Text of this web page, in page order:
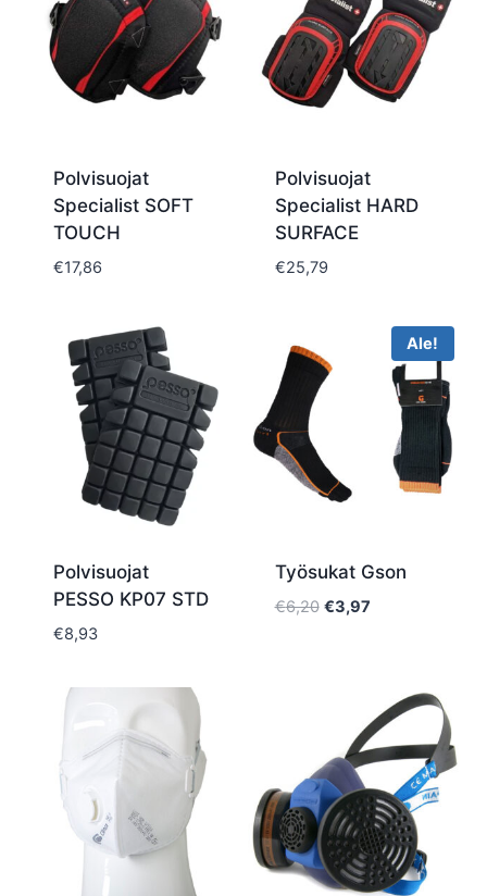
Polvisuojat
Specialist SOFT
TOUCH
€17,86
Polvisuojat
Specialist HARD
SURFACE
€25,79
Polvisuojat
PESSO KP07 STD
€8,93
Ale!
Työsukat Gson
€6,20 Alkuperäinen
€3,97Nykyinen